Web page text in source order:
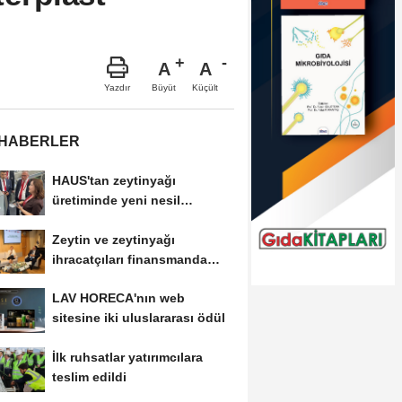
Yazdır
A
Büyüt
A
Küçült
HAUS'tan zeytinyağı
üretiminde yeni nesil
Zeytin ve zeytinyağı
ihracatçıları finansmanda
LAV HORECA'nın web
sitesine iki uluslararası ödül
İlk ruhsatlar yatırımcılara
teslim edildi